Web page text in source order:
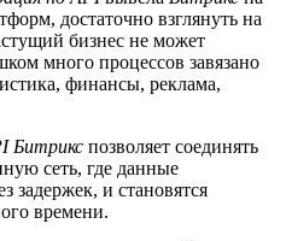
достаточно взглянуть на
бизнес не может
много процессов завязано
финансы, реклама,
Битрикс позволяет соединять
сеть, где данные
задержек, и становятся
времени.